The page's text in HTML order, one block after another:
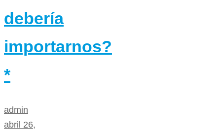
debería
importarnos?
*
admin
abril 26,